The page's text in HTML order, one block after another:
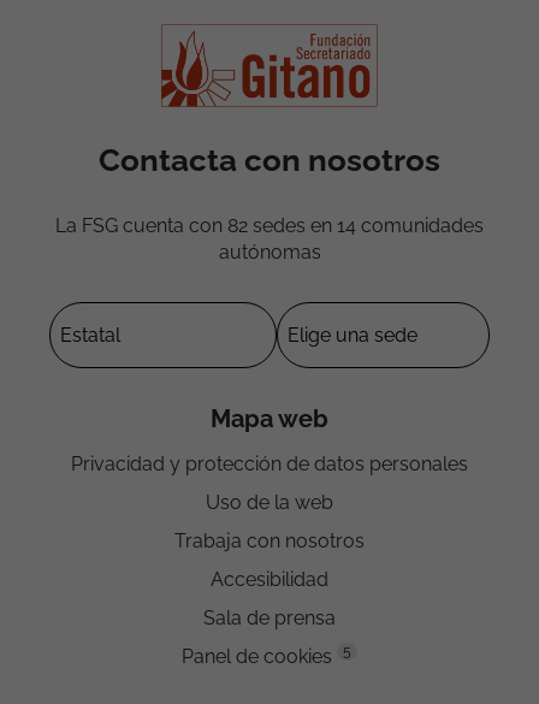
Contacta con nosotros
La FSG cuenta con 82 sedes en 14 comunidades
autónomas
Mapa web
Privacidad y protección de datos personales
Uso de la web
Trabaja con nosotros
Accesibilidad
Sala de prensa
Panel de cookies
5